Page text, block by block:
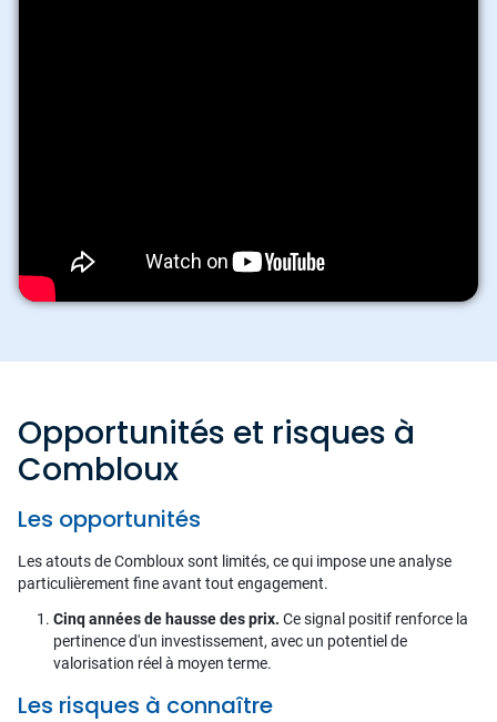
Opportunités et risques à
Combloux
Les opportunités
Les atouts de Combloux sont limités, ce qui impose une analyse
particulièrement fine avant tout engagement.
Cinq années de hausse des prix. Ce signal positif renforce la
pertinence d'un investissement, avec un potentiel de
valorisation réel à moyen terme.
Les risques à connaître